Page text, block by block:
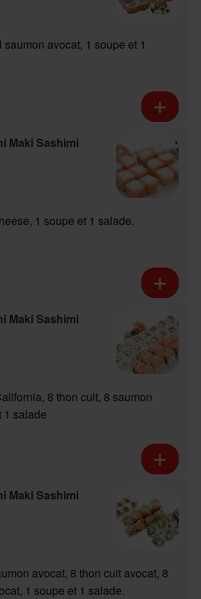
avocat, 1 soupe et 1
Maki Sashimi
1 soupe et 1 salade.
Maki Sashimi
8 thon cuit, 8 saumon
1 salade
Maki Sashimi
avocat, 8 thon cuit avocat, 8
1 soupe et 1 salade.